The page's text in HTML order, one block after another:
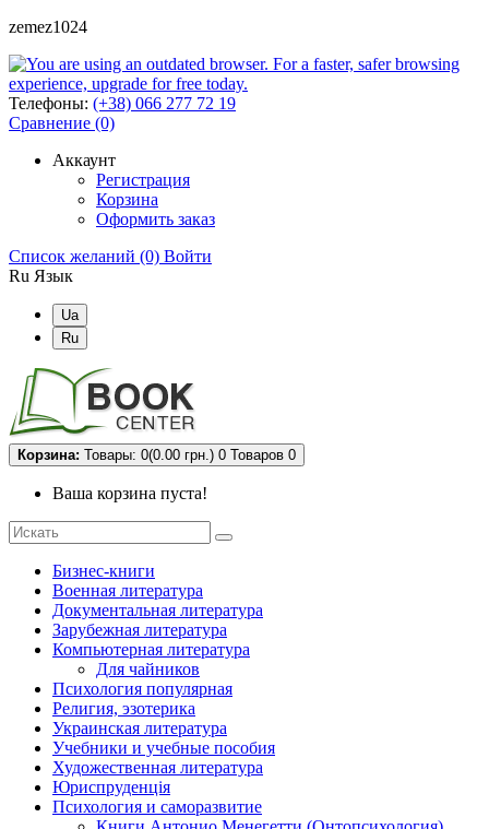
zemez1024
Телефоны: (+38) 066 277 72 19
Сравнение (0)
Аккаунт
Регистрация
Корзина
Оформить заказ
Список желаний (0) Войти
Ru Язык
Ua
Ru
Корзина: Товары: 0(0.00 грн.) 0 Товаров 0
Ваша корзина пуста!
Бизнес-книги
Военная литература
Документальная литература
Зарубежная литература
Компьютерная литература
Для чайников
Психология популярная
Религия, эзотерика
Украинская литература
Учебники и учебные пособия
Художественная литература
Юриспруденція
Психология и саморазвитие